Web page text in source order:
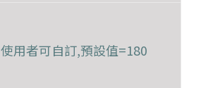
使用者可自訂,預設值=180